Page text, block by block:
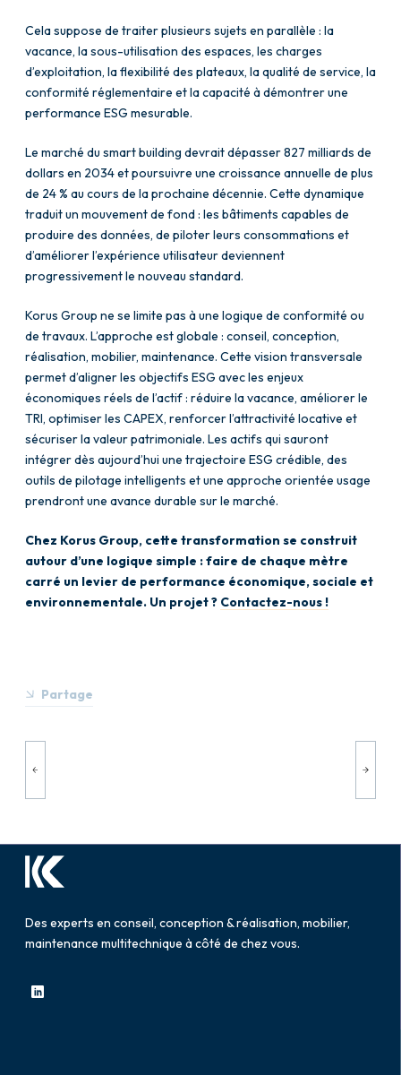
Cela suppose de traiter plusieurs sujets en parallèle : la
vacance, la sous-utilisation des espaces, les charges
d’exploitation, la flexibilité des plateaux, la qualité de service, la
conformité réglementaire et la capacité à démontrer une
performance ESG mesurable.
Le marché du smart building devrait dépasser 827 milliards de
dollars en 2034 et poursuivre une croissance annuelle de plus
de 24 % au cours de la prochaine décennie. Cette dynamique
traduit un mouvement de fond : les bâtiments capables de
produire des données, de piloter leurs consommations et
d’améliorer l’expérience utilisateur deviennent
progressivement le nouveau standard.
Korus Group ne se limite pas à une logique de conformité ou
de travaux. L’approche est globale : conseil, conception,
réalisation, mobilier, maintenance. Cette vision transversale
permet d’aligner les objectifs ESG avec les enjeux
économiques réels de l’actif : réduire la vacance, améliorer le
TRI, optimiser les CAPEX, renforcer l’attractivité locative et
sécuriser la valeur patrimoniale. Les actifs qui sauront
intégrer dès aujourd’hui une trajectoire ESG crédible, des
outils de pilotage intelligents et une approche orientée usage
prendront une avance durable sur le marché.
Chez Korus Group, cette transformation se construit
autour d’une logique simple : faire de chaque mètre
carré un levier de performance économique, sociale et
environnementale. Un projet ? Contactez-nous !
Partage
Des experts en conseil, conception & réalisation, mobilier,
maintenance multitechnique à côté de chez vous.